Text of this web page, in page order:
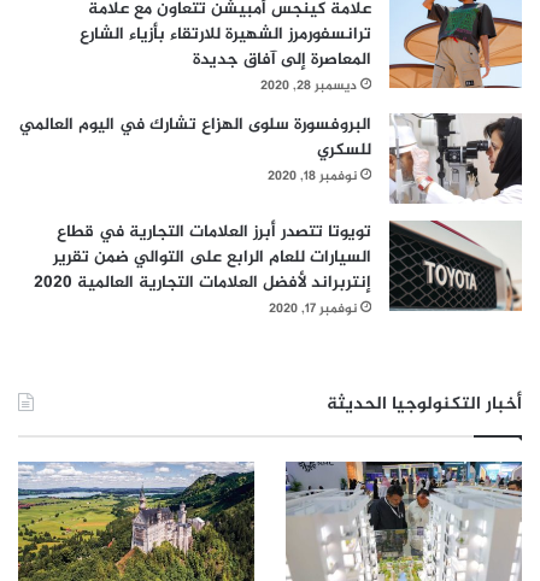
#السلامة
#السلسلة "أ"
#النمو
علامة كينجس أمبيشن تتعاون مع علامة
ترانسفورمرز الشهيرة للارتقاء بأزياء الشارع
المعاصرة إلى آفاق جديدة
ديسمبر 28, 2020
البروفسورة سلوى الهزاع تشارك في اليوم العالمي
للسكري
نوفمبر 18, 2020
تويوتا تتصدر أبرز العلامات التجارية في قطاع
السيارات للعام الرابع على التوالي ضمن تقرير
إنتربراند لأفضل العلامات التجارية العالمية 2020
نوفمبر 17, 2020
أخبار التكنولوجيا الحديثة